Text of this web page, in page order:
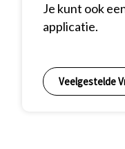
Je kunt ook
applicatie.
Veelgestelde